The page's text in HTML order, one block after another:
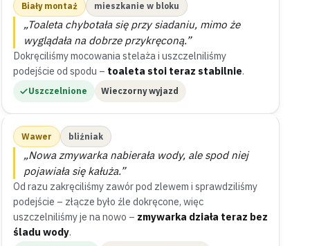
Biały montaż mieszkanie w bloku
„Toaleta chybotała się przy siadaniu, mimo że
wyglądała na dobrze przykręconą.”
Dokręciliśmy mocowania stelaża i uszczelniliśmy
podejście od spodu – toaleta stoi teraz stabilnie.
Uszczelnione Wieczorny wyjazd
Wawer bliźniak
„Nowa zmywarka nabierała wody, ale spod niej
pojawiała się kałuża.”
Od razu zakręciliśmy zawór pod zlewem i sprawdziliśmy
podejście – złącze było źle dokręcone, więc
uszczelniliśmy je na nowo – zmywarka działa teraz bez
śladu wody.